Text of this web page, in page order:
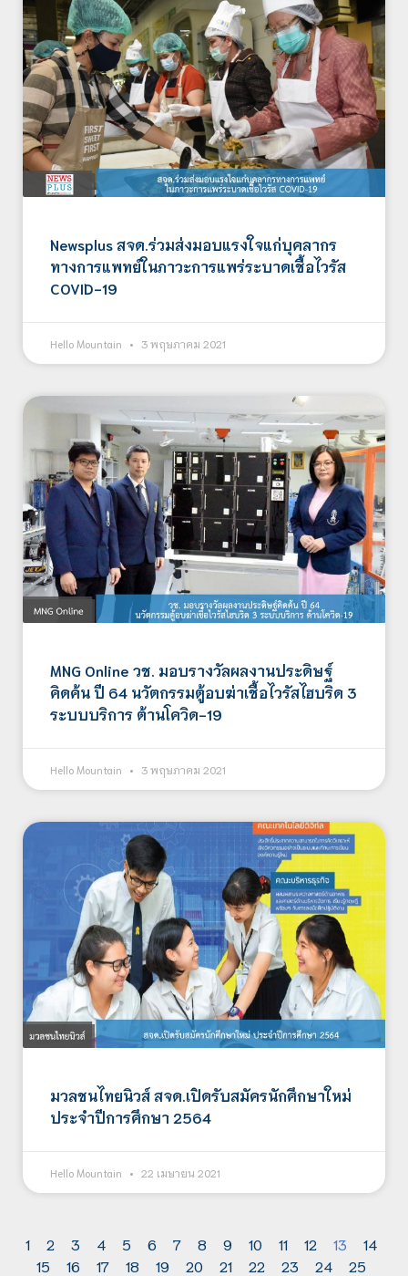
Newsplus สจด.ร่วมส่งมอบแรงใจแก่บุคลากร
ทางการแพทย์ในภาวะการแพร่ระบาดเชื้อไวรัส
COVID-19
Hello Mountain 3 พฤษภาคม 2021
MNG Online วช. มอบรางวัลผลงานประดิษฐ์
คิดค้น ปี 64 นวัตกรรมตู้อบฆ่าเชื้อไวรัสไฮบริด 3
ระบบบริการ ต้านโควิด-19
Hello Mountain 3 พฤษภาคม 2021
มวลชนไทยนิวส์ สจด.เปิดรับสมัครนักศึกษาใหม่
ประจำปีการศึกษา 2564
Hello Mountain 22 เมษายน 2021
1 2 3 4 5 6 7 8 9 10 11 12 13
14
15
16 17 18 19 20 21 22 23 24
25